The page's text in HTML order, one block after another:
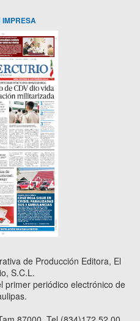
IMPRESA
de Producción Editora, El
S.C.L.
primer periódico electrónico de